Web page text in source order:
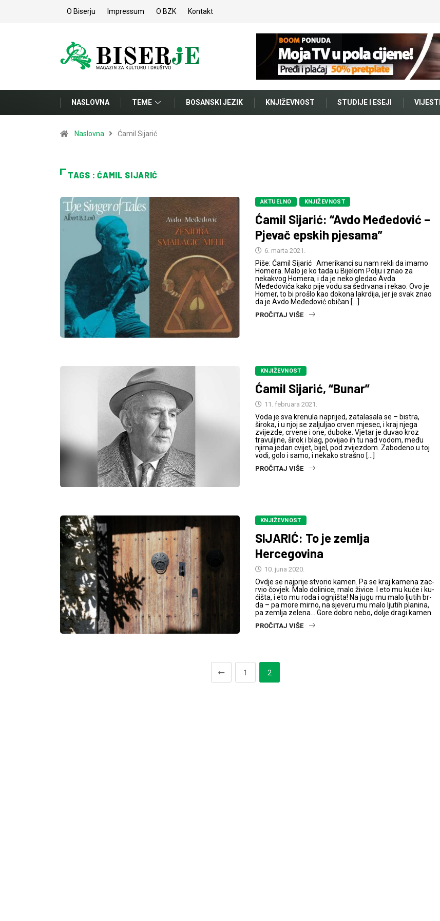
O Biserju Impressum O BZK Kontakt
NASLOVNA TEME BOSANSKI JEZIK KNJIŽEVNOST STUDIJE I ESEJI VIJESTI
Naslovna Ćamil Sijarić
TAGS : ĆAMIL SIJARIĆ
AKTUELNO KNJIŽEVNOST
Ćamil Sijarić: “Avdo Međedović –
Pjevač epskih pjesama”
6. marta 2021.
Piše: Ćamil Sijarić Amerikanci su nam rekli da imamo
Homera. Malo je ko tada u Bijelom Polju i znao za
nekakvog Homera, i da je neko gledao Avda
Međedovića kako pije vodu sa šedrvana i rekao: Ovo je
Homer, to bi prošlo kao dokona lakrdija, jer je svak znao
da je Avdo Međedović običan […]
PROČITAJ VIŠE
KNJIŽEVNOST
Ćamil Sijarić, “Bunar”
11. februara 2021.
Voda je sva krenula naprijed, zatalasala se – bistra,
široka, i u njoj se zaljuljao crven mjesec, i kraj njega
zvijezde, crvene i one, duboke. Vjetar je duvao kroz
travuljine, širok i blag, povijao ih tu nad vodom, među
njima jedan cvijet, bijel, pod zvijezdom. Zabodeno u toj
vodi, golo i samo, i nekako strašno […]
PROČITAJ VIŠE
KNJIŽEVNOST
SIJARIĆ: To je zemlja
Hercegovina
10. juna 2020.
Ovdje se najprije stvorio kamen. Pa se kraj kamena zac­
rvio čovjek. Malo dolinice, malo živice. I eto mu kuće i ku­
ćišta, i eto mu roda i ognjišta! Na jugu mu malo ljutih br­
da – pa more mirno, na sjeveru mu malo ljutih planina,
pa zemlja zelena... Gore dobro nebo, dolje dragi kamen.
PROČITAJ VIŠE
1 2